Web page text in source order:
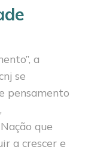
a
se
pensamento
que
a crescer e